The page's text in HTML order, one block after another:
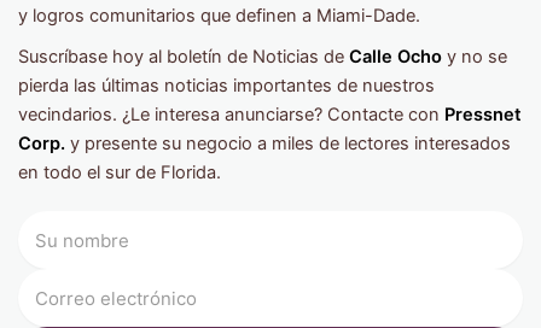
y logros comunitarios que definen a Miami-Dade.
Suscríbase hoy al boletín de Noticias de Calle Ocho y no se
pierda las últimas noticias importantes de nuestros
vecindarios. ¿Le interesa anunciarse? Contacte con Pressnet
Corp. y presente su negocio a miles de lectores interesados ​​
en todo el sur de Florida.